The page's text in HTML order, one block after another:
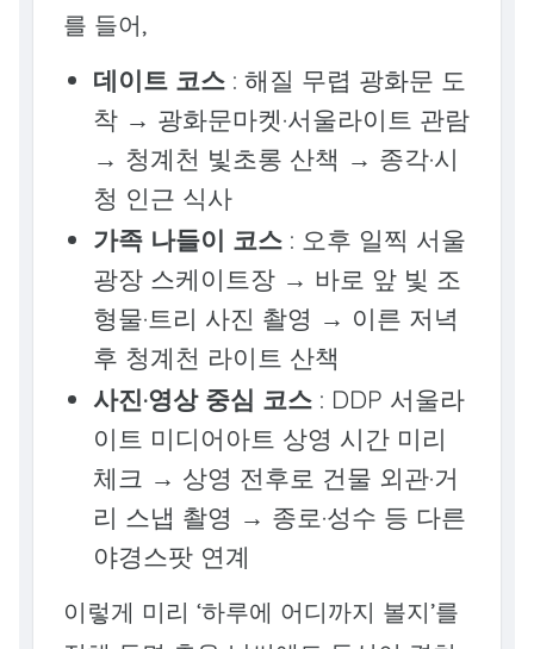
를 들어,
데이트 코스: 해질 무렵 광화문 도
착 → 광화문마켓·서울라이트 관람
→ 청계천 빛초롱 산책 → 종각·시
청 인근 식사
가족 나들이 코스: 오후 일찍 서울
광장 스케이트장 → 바로 앞 빛 조
형물·트리 사진 촬영 → 이른 저녁
후 청계천 라이트 산책
사진·영상 중심 코스: DDP 서울라
이트 미디어아트 상영 시간 미리
체크 → 상영 전후로 건물 외관·거
리 스냅 촬영 → 종로·성수 등 다른
야경스팟 연계
이렇게 미리 ‘하루에 어디까지 볼지’를